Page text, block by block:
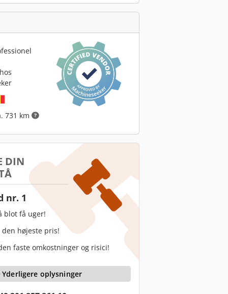
731 km
DIN
nr. 1
blot få uger!
højeste pris!
faste omkostninger og risici!
Yderligere oplysninger